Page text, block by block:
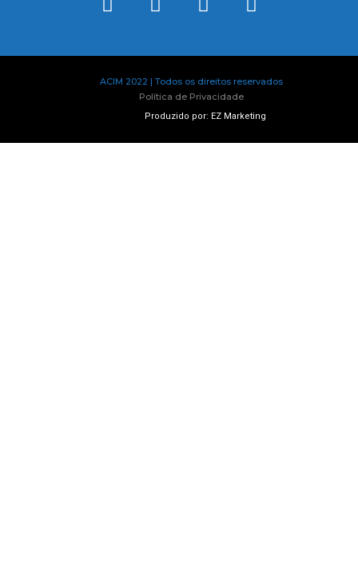
ACIM 2022 | Todos os direitos reservados
Política de Privacidade
Produzido por: EZ Marketing